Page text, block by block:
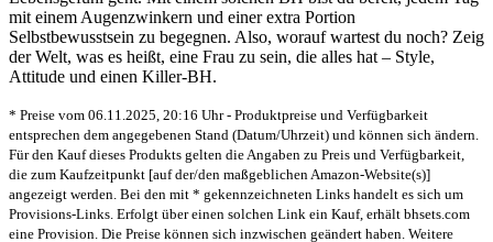
mit einem Augenzwinkern und einer extra Portion
Selbstbewusstsein zu begegnen. Also, worauf wartest du noch? Zeig
der Welt, was es heißt, eine Frau zu sein, die alles hat – Style,
Attitude und einen Killer-BH.
* Preise vom 06.11.2025, 20:16 Uhr - Produktpreise und Verfügbarkeit
entsprechen dem angegebenen Stand (Datum/Uhrzeit) und können sich ändern.
Für den Kauf dieses Produkts gelten die Angaben zu Preis und Verfügbarkeit,
die zum Kaufzeitpunkt [auf der/den maßgeblichen Amazon-Website(s)]
angezeigt werden. Bei den mit * gekennzeichneten Links handelt es sich um
Provisions-Links. Erfolgt über einen solchen Link ein Kauf, erhält bhsets.com
eine Provision. Die Preise können sich inzwischen geändert haben. Weitere